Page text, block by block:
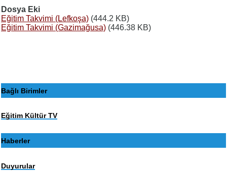
Dosya Eki
Eğitim Takvimi (Lefkoşa) (444.2 KB)
Eğitim Takvimi (Gazimağusa) (446.38 KB)
Bağlı Birimler
Eğitim Kültür TV
Haberler
Duyurular